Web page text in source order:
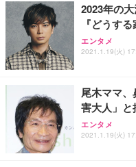
2023年の
『どうす
エンタメ
2021.1.19(火)
尾木ママ
害大人」と
エンタメ
2021.1.19(火)